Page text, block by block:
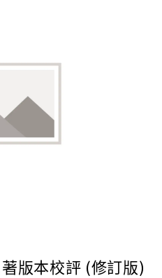
版本校評 (修訂版)